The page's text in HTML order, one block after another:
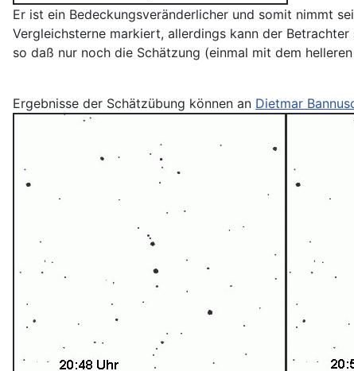
Er ist ein Bedeckungsveränderlicher und somit nimmt
Vergleichsterne markiert, allerdings kann der
so daß nur noch die Schätzung (einmal mit dem
Ergebnisse der Schätzübung können an Dietmar